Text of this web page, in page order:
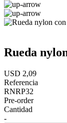
Rueda
USD 2,09
Referencia
RNRP32
Pre-order
Cantidad
-